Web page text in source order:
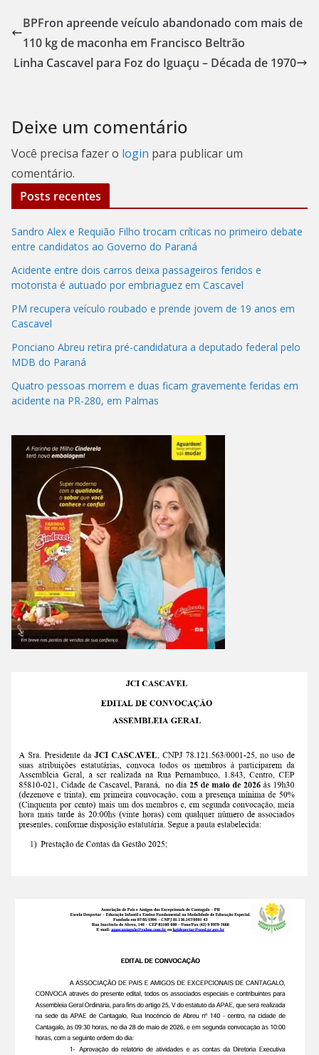
BPFron apreende veículo abandonado com mais de
110 kg de maconha em Francisco Beltrão
Linha Cascavel para Foz do Iguaçu – Década de 1970
Deixe um comentário
Você precisa fazer o login para publicar um
comentário.
Posts recentes
Sandro Alex e Requião Filho trocam críticas no primeiro debate
entre candidatos ao Governo do Paraná
Acidente entre dois carros deixa passageiros feridos e
motorista é autuado por embriaguez em Cascavel
PM recupera veículo roubado e prende jovem de 19 anos em
Cascavel
Ponciano Abreu retira pré-candidatura a deputado federal pelo
MDB do Paraná
Quatro pessoas morrem e duas ficam gravemente feridas em
acidente na PR-280, em Palmas